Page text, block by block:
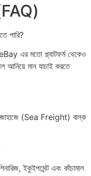
পারি?
এর মতো প্ল্যাটফর্ম থেকেও
আনিয়ে মান যাচাই করতে
(Sea Freight) বাল্ক
ইকুইপমেন্ট এবং কাঁচামাল